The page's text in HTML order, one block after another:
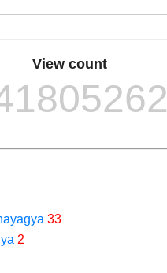
View count
33
2